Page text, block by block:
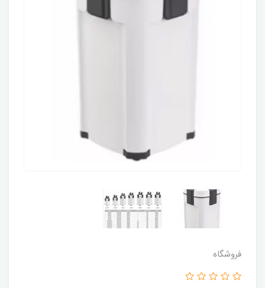
فروشگاه